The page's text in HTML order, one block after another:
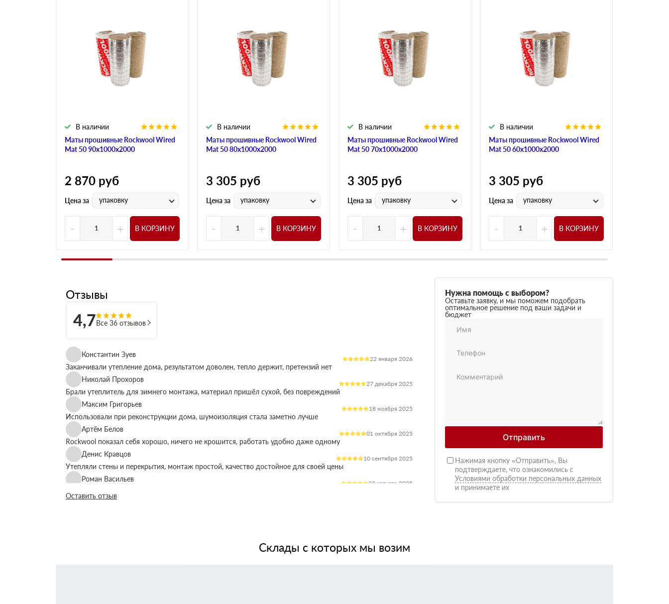
Маты прошивные Rockwool Wired
Mat 50 90х1000х2000
В наличии
2 870 руб
Цена за упаковку
- + В КОРЗИНУ
Маты прошивные Rockwool Wired
Mat 50 80х1000х2000
В наличии
3 305 руб
Цена за упаковку
- + В КОРЗИНУ
Маты прошивные Rockwool Wired
Mat 50 70х1000х2000
В наличии
3 305 руб
Цена за упаковку
- + В КОРЗИНУ
Маты прошивные Rockwool Wired
Mat 50 60х1000х2000
В наличии
3 305 руб
Цена за упаковку
- + В КОРЗИНУ
Отзывы
4,7Все 36 отзывов
Константин Зуев
22 января 2026
Заканчивали утепление дома, результатом доволен, тепло держит, претензий нет
Николай Прохоров
27 декабря 2025
Брали утеплитель для зимнего монтажа, материал пришёл сухой, без повреждений
Максим Григорьев
18 ноября 2025
Использовали при реконструкции дома, шумоизоляция стала заметно лучше
Артём Белов
01 октября 2025
Rockwool показал себя хорошо, ничего не крошится, работать удобно даже одному
Денис Кравцов
10 сентября 2025
Утепляли стены и перекрытия, монтаж простой, качество достойное для своей цены
Роман Васильев
22 августа 2025
Материал соответствует описанию, после утепления расходы на отопление стали ниже
Оставить отзыв
Нужна помощь с выбором?
Оставьте заявку, и мы поможем подобрать
оптимальное решение под ваши задачи и
бюджет
Отправить
Нажимая кнопку «Отправить», Вы
подтверждаете, что ознакомились с
Условиями обработки персональных данных
и принимаете их
Склады с которых мы возим